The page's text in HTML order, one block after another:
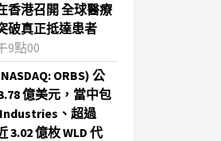
香港召開 全球醫療
破真正抵達患者
9點00
ORBS) 公
億美元，當中包
、超過
3.02 億枚 WLD 代